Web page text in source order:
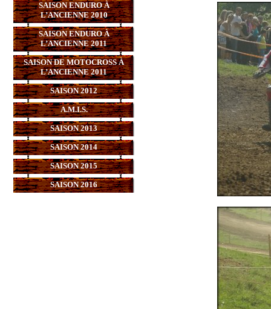
SAISON ENDURO À
L’ANCIENNE 2010
SAISON ENDURO À
L’ANCIENNE 2011
SAISON DE MOTOCROSS À
L’ANCIENNE 2011
SAISON 2012
A.M.I.S.
SAISON 2013
SAISON 2014
SAISON 2015
SAISON 2016